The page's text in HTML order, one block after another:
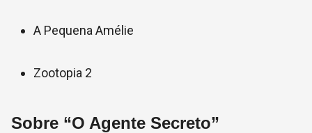
A Pequena Amélie
Zootopia 2
Sobre “O Agente Secreto”